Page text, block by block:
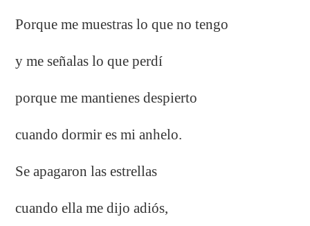
Porque me muestras lo que no tengo
y me señalas lo que perdí
porque me mantienes despierto
cuando dormir es mi anhelo.
Se apagaron las estrellas
cuando ella me dijo adiós,